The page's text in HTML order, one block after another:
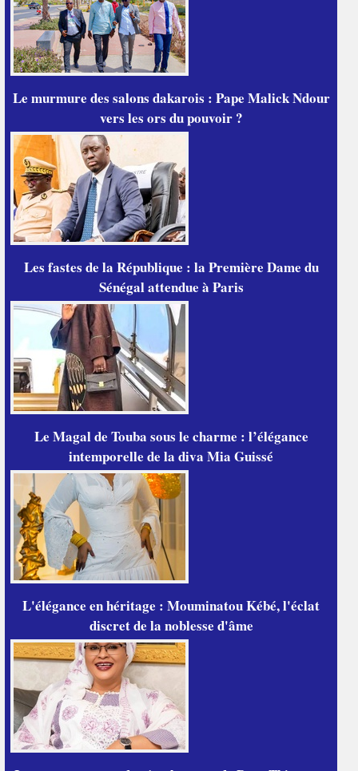
Le murmure des salons dakarois : Pape Malick Ndour
vers les ors du pouvoir ?
Les fastes de la République : la Première Dame du
Sénégal attendue à Paris
Le Magal de Touba sous le charme : l’élégance
intemporelle de la diva Mia Guissé
L'élégance en héritage : Mouminatou Kébé, l'éclat
discret de la noblesse d'âme